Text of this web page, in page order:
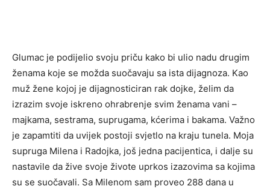
Glumac je podijelio svoju priču kako bi ulio nadu drugim
ženama koje se možda suočavaju sa ista dijagnoza. Kao
muž žene kojoj je dijagnosticiran rak dojke, želim da
izrazim svoje iskreno ohrabrenje svim ženama vani –
majkama, sestrama, suprugama, kćerima i bakama. Važno
je zapamtiti da uvijek postoji svjetlo na kraju tunela. Moja
supruga Milena i Radojka, još jedna pacijentica, i dalje su
nastavile da žive svoje živote uprkos izazovima sa kojima
su se suočavali. Sa Milenom sam proveo 288 dana u